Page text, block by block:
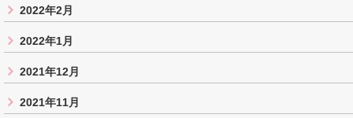
2022年2月
2022年1月
2021年12月
2021年11月